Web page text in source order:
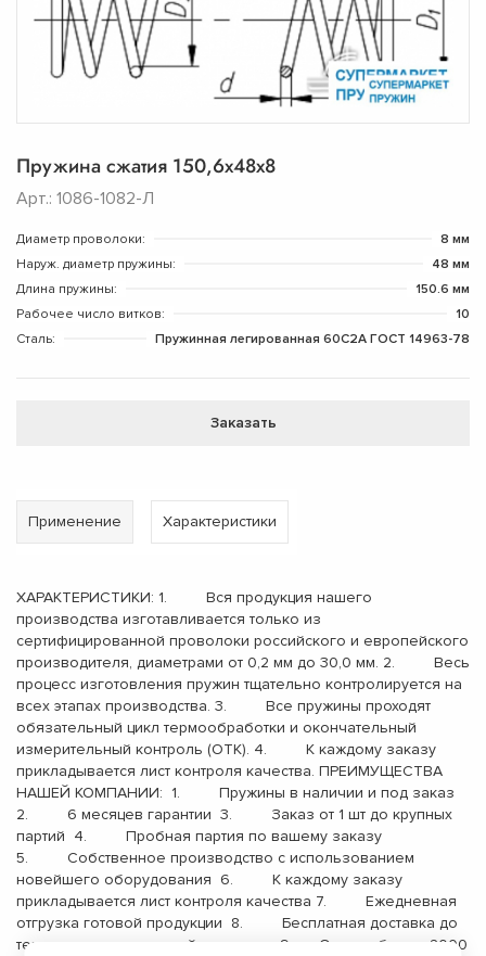
Пружина сжатия 150,6х48х8
Арт.: 1086-1082-Л
Диаметр проволоки:
8 мм
Наруж. диаметр пружины:
48 мм
Длина пружины:
150.6 мм
Рабочее число витков:
10
Сталь:
Пружинная легированная 60С2А ГОСТ 14963-78
Заказать
Применение Характеристики
ХАРАКТЕРИСТИКИ: 1. Вся продукция нашего
производства изготавливается только из
сертифицированной проволоки российского и европейского
производителя, диаметрами от 0,2 мм до 30,0 мм. 2. Весь
процесс изготовления пружин тщательно контролируется на
всех этапах производства. 3. Все пружины проходят
обязательный цикл термообработки и окончательный
измерительный контроль (ОТК). 4. К каждому заказу
прикладывается лист контроля качества. ПРЕИМУЩЕСТВА
НАШЕЙ КОМПАНИИ: 1. Пружины в наличии и под заказ
2. 6 месяцев гарантии 3. Заказ от 1 шт до крупных
партий 4. Пробная партия по вашему заказу
5. Собственное производство с использованием
новейшего оборудования 6. К каждому заказу
прикладывается лист контроля качества 7. Ежедневная
отгрузка готовой продукции 8. Бесплатная доставка до
терминала транспортной компании 9. Опыт работы с 2000